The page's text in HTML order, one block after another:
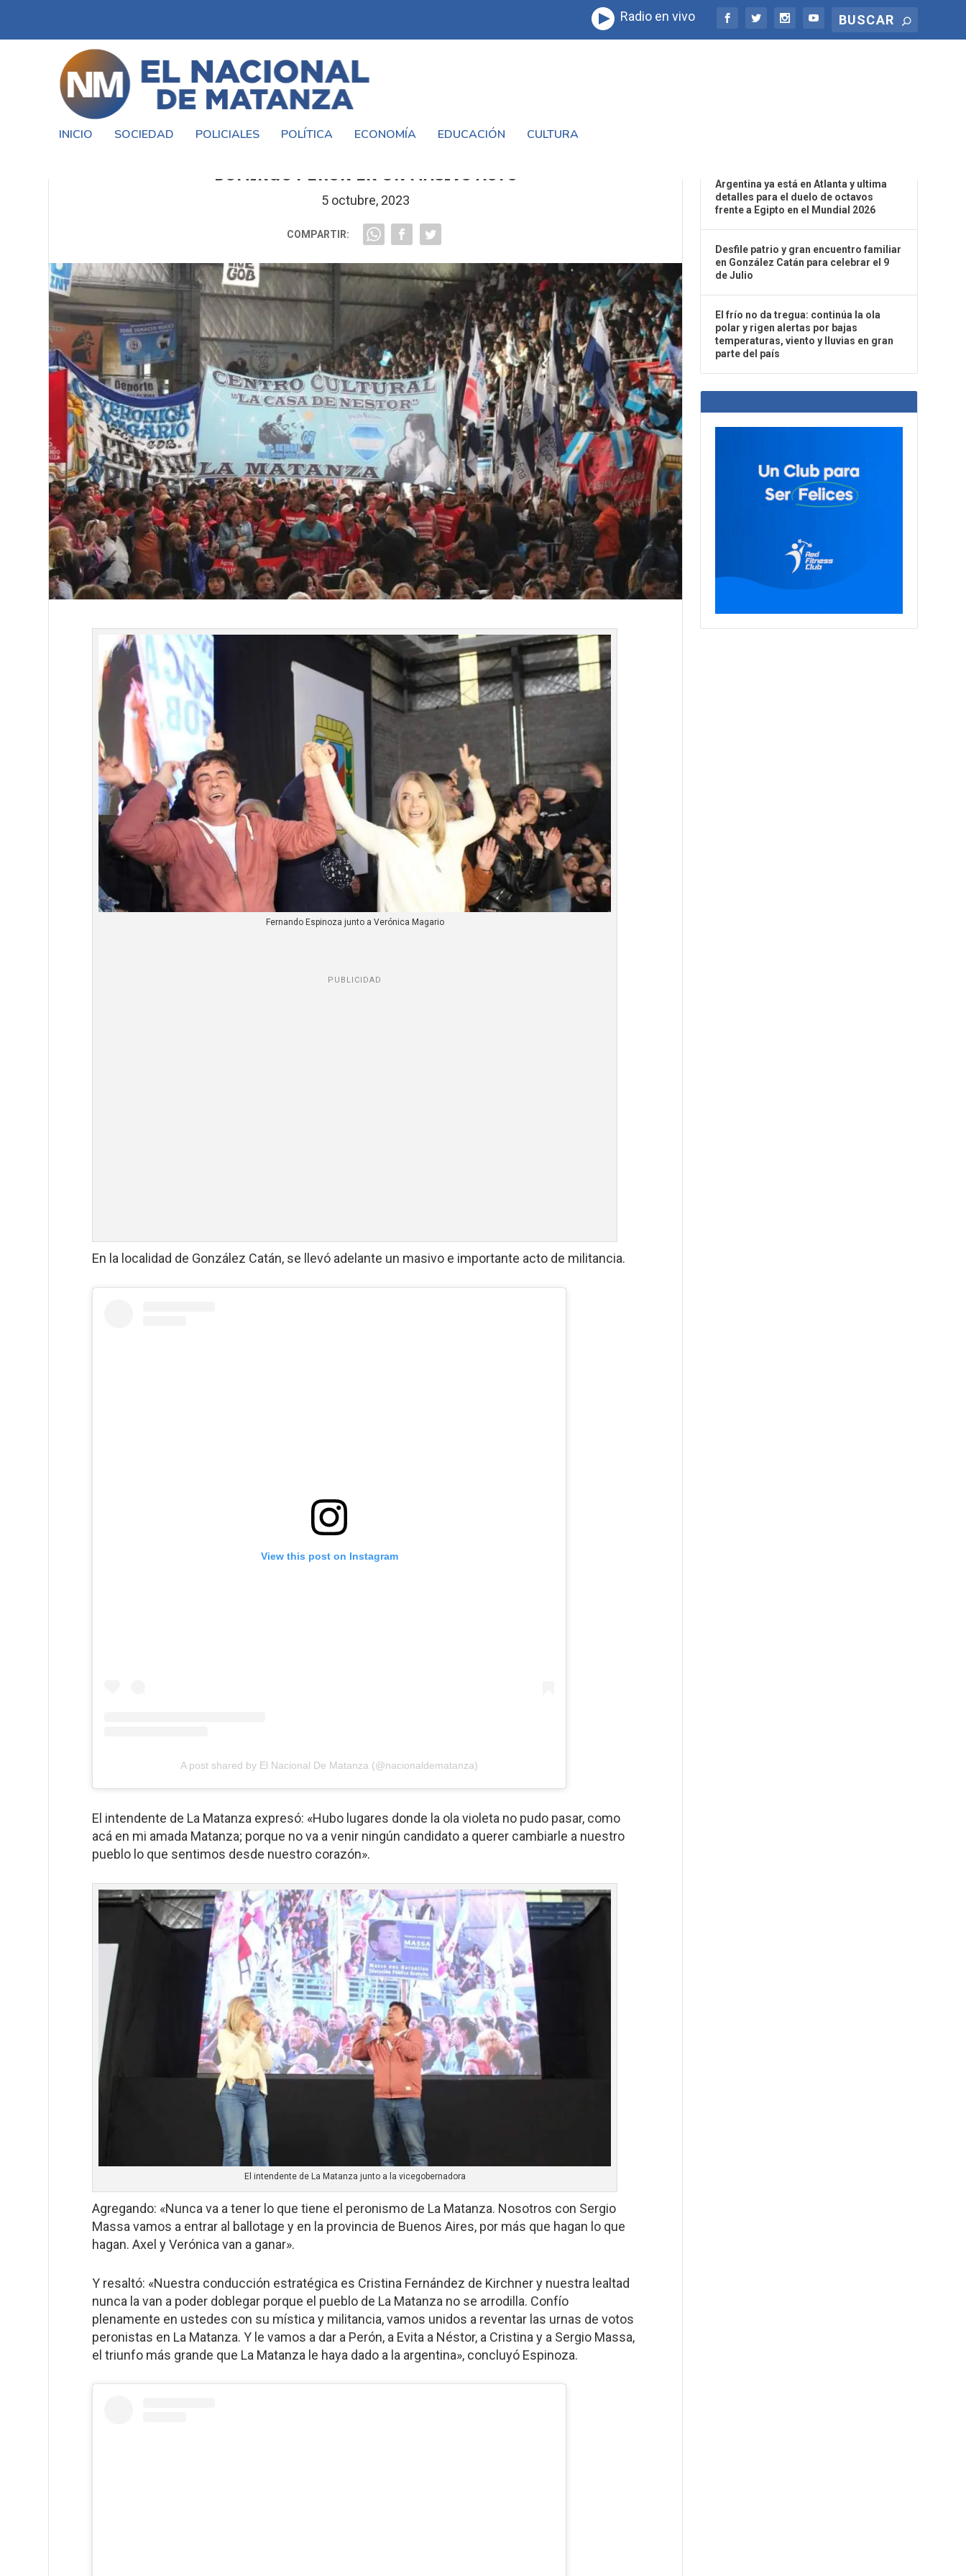
Radio en vivo
INICIO SOCIEDAD POLICIALES POLÍTICA ECONOMÍA EDUCACIÓN CULTURA
DOMINGO PERÓN EN UN MASIVO ACTO
5 octubre, 2023
COMPARTIR:
Fernando Espinoza junto a Verónica Magario
PUBLICIDAD
En la localidad de González Catán, se llevó adelante un masivo e importante acto de militancia.
View this post on Instagram
A post shared by El Nacional De Matanza (@nacionaldematanza)
El intendente de La Matanza expresó: «Hubo lugares donde la ola violeta no pudo pasar, como
acá en mi amada Matanza; porque no va a venir ningún candidato a querer cambiarle a nuestro
pueblo lo que sentimos desde nuestro corazón».
El intendente de La Matanza junto a la vicegobernadora
Agregando: «Nunca va a tener lo que tiene el peronismo de La Matanza. Nosotros con Sergio
Massa vamos a entrar al ballotage y en la provincia de Buenos Aires, por más que hagan lo que
hagan. Axel y Verónica van a ganar».
Y resaltó: «Nuestra conducción estratégica es Cristina Fernández de Kirchner y nuestra lealtad
nunca la van a poder doblegar porque el pueblo de La Matanza no se arrodilla. Confío
plenamente en ustedes con su mística y militancia, vamos unidos a reventar las urnas de votos
peronistas en La Matanza. Y le vamos a dar a Perón, a Evita a Néstor, a Cristina y a Sergio Massa,
el triunfo más grande que La Matanza le haya dado a la argentina», concluyó Espinoza.
Argentina ya está en Atlanta y ultima
detalles para el duelo de octavos
frente a Egipto en el Mundial 2026
Desfile patrio y gran encuentro familiar
en González Catán para celebrar el 9
de Julio
El frío no da tregua: continúa la ola
polar y rigen alertas por bajas
temperaturas, viento y lluvias en gran
parte del país